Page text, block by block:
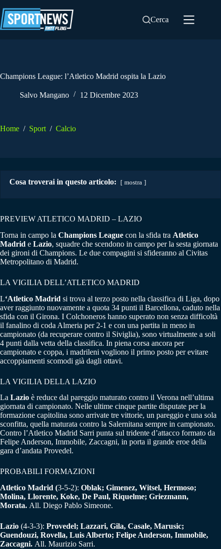
al
contenuto
Cerca
Champions League: l’Atletico Madrid ospita la Lazio
Salvo Mangano 12 Dicembre 2023
Home / Sport / Calcio
Cosa troverai in questo articolo: mostra
PREVIEW ATLETICO MADRID – LAZIO
Torna in campo la Champions League con la sfida tra Atletico
Madrid e Lazio, squadre che scendono in campo per la sesta giornata
dei gironi di Champions. Le due compagini si sfideranno al Civitas
Metropolitano di Madrid.
LA VIGILIA DELL’ATLETICO MADRID
L‘Atletico Madrid si trova al terzo posto nella classifica di Liga, dopo
aver raggiunto nuovamente a quota 34 punti il Barcellona, caduto nella
sfida con il Girona. I Colchoneros hanno superato non senza difficoltà
il fanalino di coda Almeria per 2-1 e con una partita in meno in
campionato (da recuperare contro il Siviglia), sono virtualmente a soli
4 punti dalla vetta della classifica. In piena corsa ancora per
campionato e coppa, i madrileni vogliono il primo posto per evitare
accoppiamenti scomodi già dagli ottavi.
LA VIGILIA DELLA LAZIO
La Lazio è reduce dal pareggio maturato contro il Verona nell’ultima
giornata di campionato. Nelle ultime cinque partite disputate per la
formazione capitolina sono arrivate tre vittorie, un pareggio e una sola
sconfitta, quella maturata contro la Salernitana sempre in campionato.
Contro l’Atletico Madrid Sarri punta sul tridente d’attacco formato da
Felipe Anderson, Immobile, Zaccagni, in porta il grande eroe della
gara d’andata Provedel.
PROBABILI FORMAZIONI
Atletico Madrid (3-5-2): Oblak; Gimenez, Witsel, Hermoso;
Molina, Llorente, Koke, De Paul, Riquelme; Griezmann,
Morata. All. Diego Pablo Simeone.
Lazio (4-3-3): Provedel; Lazzari, Gila, Casale, Marusic;
Guendouzi, Rovella, Luis Alberto; Felipe Anderson, Immobile,
Zaccagni. All. Maurizio Sarri.